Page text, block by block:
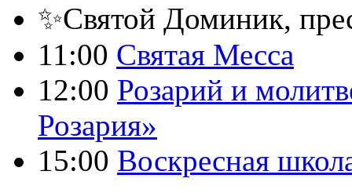
✨Святой Доминик,
11:00 Святая Месса
12:00 Розарий и
Розария»
15:00 Воскресная